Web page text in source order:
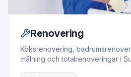
Renovering
Köksrenovering,
målning och totalrenoveringar i